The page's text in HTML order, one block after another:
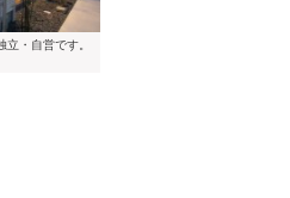
・自営です。